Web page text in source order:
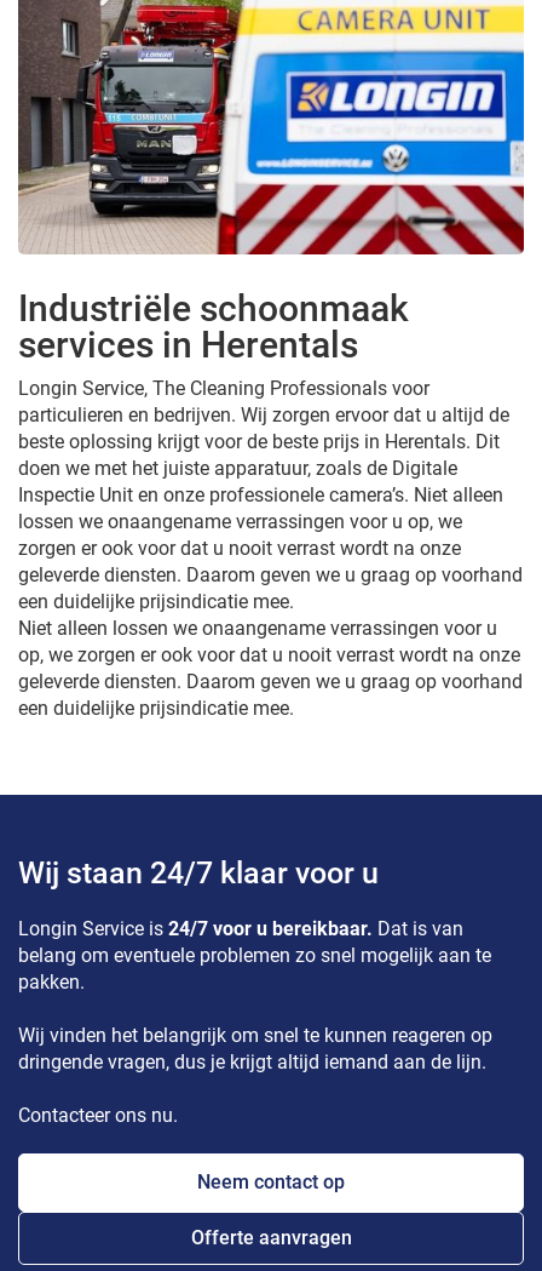
Industriële schoonmaak
services in Herentals
Longin Service, The Cleaning Professionals voor
particulieren en bedrijven. Wij zorgen ervoor dat u altijd de
beste oplossing krijgt voor de beste prijs in Herentals. Dit
doen we met het juiste apparatuur, zoals de Digitale
Inspectie Unit en onze professionele camera’s. Niet alleen
lossen we onaangename verrassingen voor u op, we
zorgen er ook voor dat u nooit verrast wordt na onze
geleverde diensten. Daarom geven we u graag op voorhand
een duidelijke prijsindicatie mee.
Niet alleen lossen we onaangename verrassingen voor u
op, we zorgen er ook voor dat u nooit verrast wordt na onze
geleverde diensten. Daarom geven we u graag op voorhand
een duidelijke prijsindicatie mee.
Wij staan 24/7 klaar voor u
Longin Service is 24/7 voor u bereikbaar. Dat is van
belang om eventuele problemen zo snel mogelijk aan te
pakken.
Wij vinden het belangrijk om snel te kunnen reageren op
dringende vragen, dus je krijgt altijd iemand aan de lijn.
Contacteer ons nu.
Neem contact op
Offerte aanvragen